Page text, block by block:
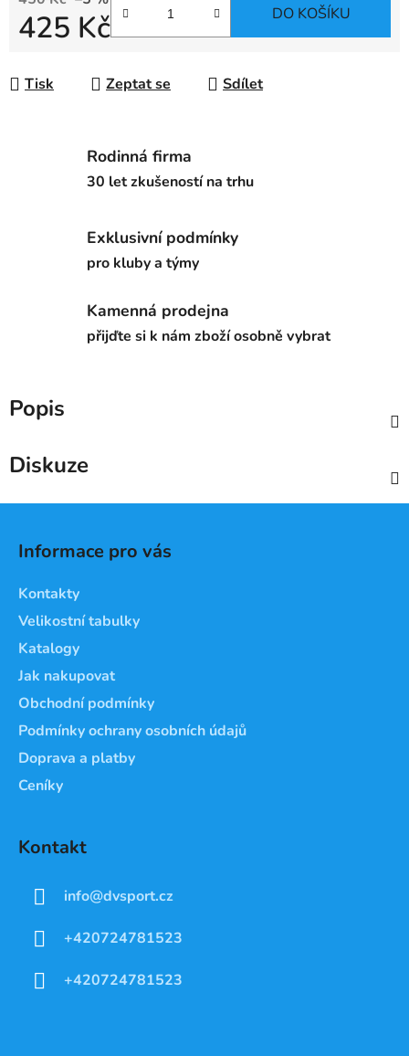
425 Kč DO KOŠÍKU
Tisk Zeptat se Sdílet
Rodinná firma
30 let zkušeností na trhu
Exklusivní podmínky
pro kluby a týmy
Kamenná prodejna
přijďte si k nám zboží osobně vybrat
Popis
Diskuze
Informace pro vás
Kontakty
Velikostní tabulky
Katalogy
Jak nakupovat
Obchodní podmínky
Podmínky ochrany osobních údajů
Doprava a platby
Ceníky
Kontakt
info@dvsport.cz
+420724781523
+420724781523